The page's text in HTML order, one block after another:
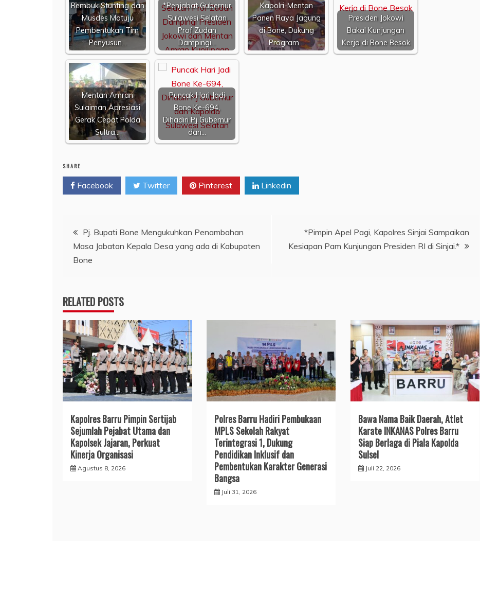
Rembuk Stunting dan
Musdes Matuju
Pembentukan Tim
Penyusun…
*Penjabat Gubernur
Sulawesi Selatan
Prof Zudan
Dampingi…
Kapolri-Mentan
Panen Raya Jagung
di Bone, Dukung
Program…
Presiden Jokowi
Bakal Kunjungan
Kerja di Bone Besok
Mentan Amran
Sulaiman Apresiasi
Gerak Cepat Polda
Sultra…
Puncak Hari Jadi
Bone Ke-694,
Dihadiri Pj Gubernur
dan…
SHARE
Facebook Twitter Pinterest Linkedin
Navigasi
pos
Pj. Bupati Bone Mengukuhkan Penambahan
Masa Jabatan Kepala Desa yang ada di Kabupaten
Bone
*Pimpin Apel Pagi, Kapolres Sinjai Sampaikan
Kesiapan Pam Kunjungan Presiden RI di Sinjai.*
RELATED POSTS
Kapolres Barru Pimpin Sertijab
Sejumlah Pejabat Utama dan
Kapolsek Jajaran, Perkuat
Kinerja Organisasi
Agustus 8, 2026
Polres Barru Hadiri Pembukaan
MPLS Sekolah Rakyat
Terintegrasi 1, Dukung
Pendidikan Inklusif dan
Pembentukan Karakter Generasi
Bangsa
Juli 31, 2026
​Bawa Nama Baik Daerah, Atlet
Karate INKANAS Polres Barru
Siap Berlaga di Piala Kapolda
Sulsel
Juli 22, 2026